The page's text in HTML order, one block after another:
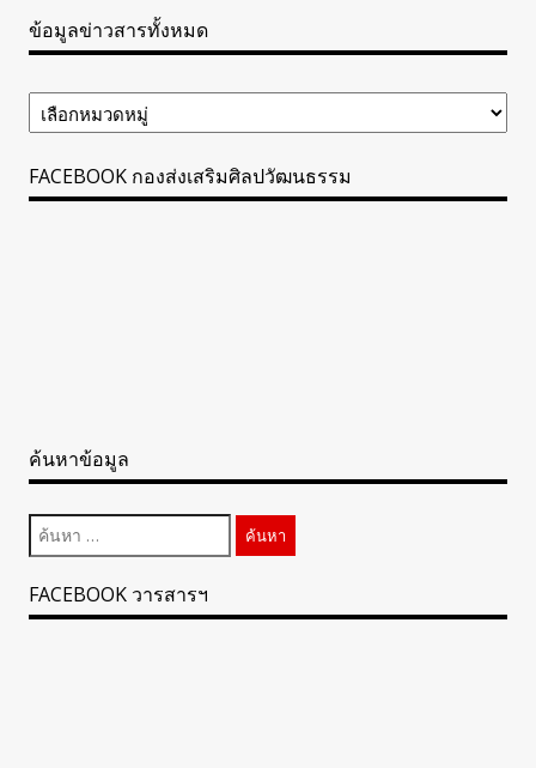
ข้อมูลข่าวสารทั้งหมด
ข้อมูล
ข่าวสาร
FACEBOOK กองส่งเสริมศิลปวัฒนธรรม
ค้นหาข้อมูล
ค้นหา
สำหรับ:
FACEBOOK วารสารฯ